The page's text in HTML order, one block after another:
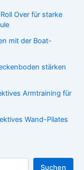
Over für starke
mit der Boat-
stärken
Armtraining für
Wand-Pilates
Suchen